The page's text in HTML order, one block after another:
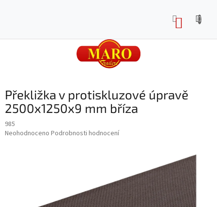
Překližka v protiskluzové úpravě
2500x1250x9 mm bříza
985
Průměrné
Neohodnoceno Podrobnosti hodnocení